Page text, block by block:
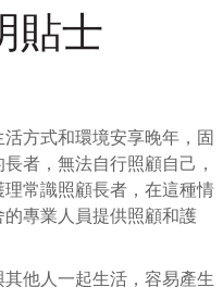
貼士
方式和環境安享晚年，固
者，無法自行照顧自己，
常識照顧長者，在這種情
專業人員提供照顧和護
他人一起生活，容易產生